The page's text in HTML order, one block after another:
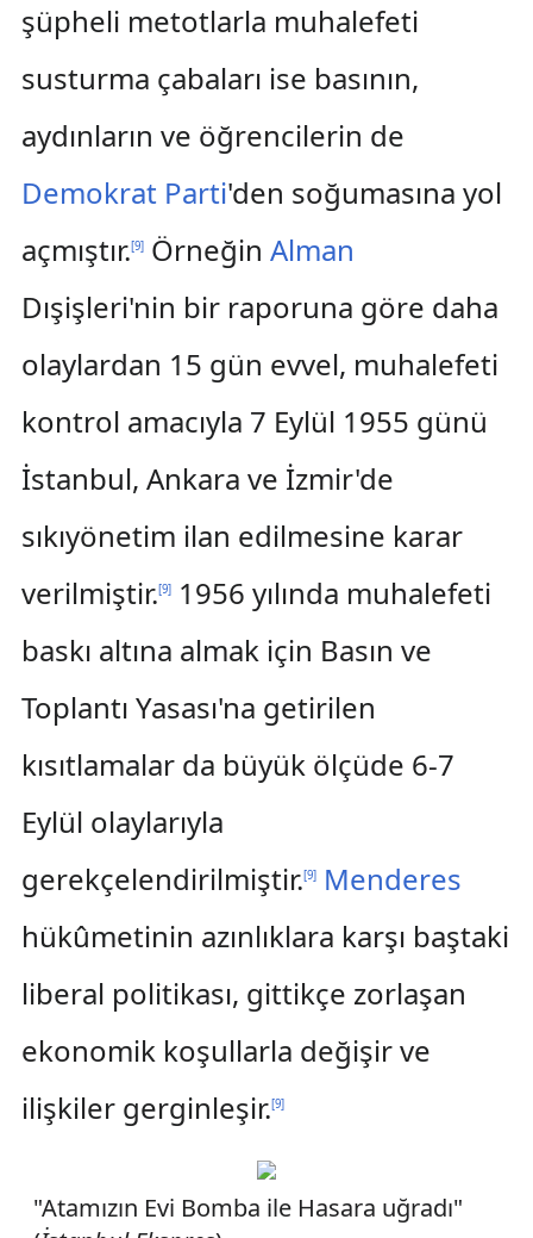
şüpheli metotlarla muhalefeti
susturma çabaları ise basının,
aydınların ve öğrencilerin de
Demokrat Parti'den soğumasına yol
açmıştır.[9]Örneğin Alman
Dışişleri'nin bir raporuna göre daha
olaylardan 15 gün evvel, muhalefeti
kontrol amacıyla 7 Eylül 1955 günü
İstanbul, Ankara ve İzmir'de
sıkıyönetim ilan edilmesine karar
verilmiştir.[9]1956 yılında muhalefeti
baskı altına almak için Basın ve
Toplantı Yasası'na getirilen
kısıtlamalar da büyük ölçüde 6-7
Eylül olaylarıyla
gerekçelendirilmiştir.[9]
Menderes
hükûmetinin azınlıklara karşı baştaki
liberal politikası, gittikçe zorlaşan
ekonomik koşullarla değişir ve
ilişkiler gerginleşir.[9]
"Atamızın Evi Bomba ile Hasara uğradı"